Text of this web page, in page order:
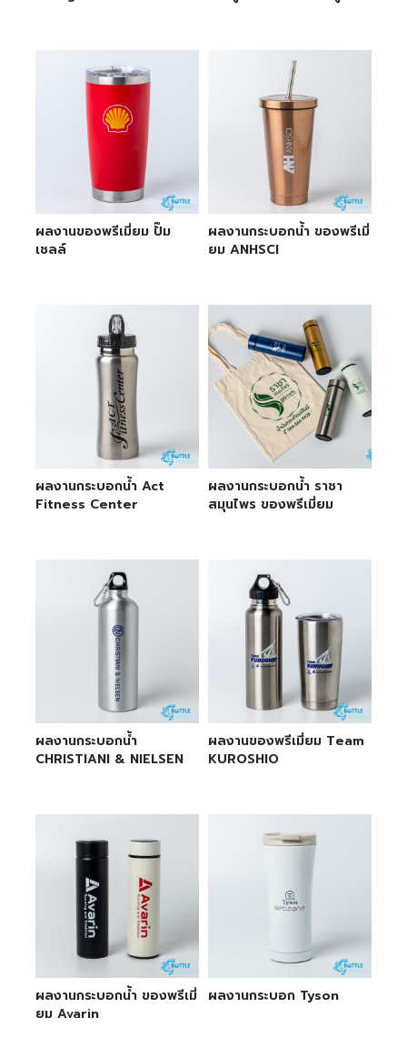
ผลงานของพรีเมี่ยม ปั๊ม
เชลล์
ผลงานกระบอกน้ำ ของพรีเมี่
ยม ANHSCI
ผลงานกระบอกน้ำ Act
Fitness Center
ผลงานกระบอกน้ำ ราชา
สมุนไพร ของพรีเมี่ยม
ผลงานกระบอกน้ำ
CHRISTIANI & NIELSEN
ผลงานของพรีเมี่ยม Team
KUROSHIO
ผลงานกระบอกน้ำ ของพรีเมี่
ยม Avarin
ผลงานกระบอก Tyson